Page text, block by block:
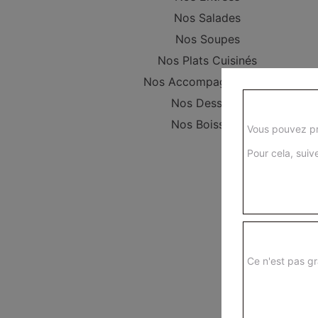
Nos Salades
Nos Soupes
Nos Plats Cuisinés
Nos Accompagnements
Nos Desserts
Nos Boissons
Vous pouvez
Pour cela,
Ce n'est pas